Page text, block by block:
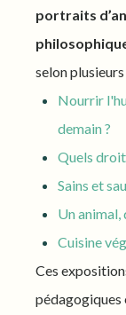
portraits
selon
Nourrir
demain ?
Quels
Sains et
Un animal,
Cuisine
Ces
pédagogiques